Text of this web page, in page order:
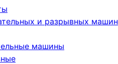
и разрывных машин
машины